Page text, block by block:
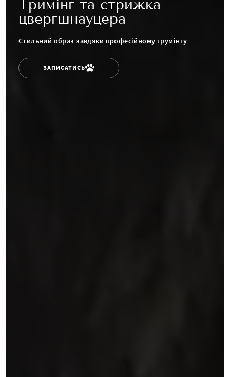
Тримінг та стрижка
цвергшнауцера
Стильний образ завдяки професійному грумінгу
ЗАПИСАТИСЬ